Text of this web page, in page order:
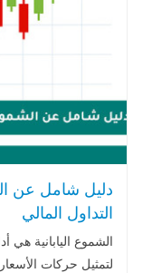
دليل شامل عن
التداول المالي
الشموع اليابانية هي
لتمثيل حركات